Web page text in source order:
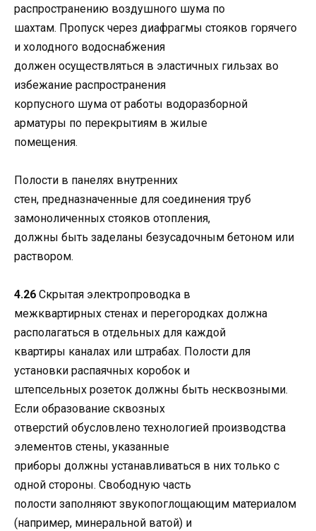
распространению воздушного шума по
шахтам. Пропуск через диафрагмы стояков горячего
и холодного водоснабжения
должен осуществляться в эластичных гильзах во
избежание распространения
корпусного шума от работы водоразборной
арматуры по перекрытиям в жилые
помещения.
Полости в панелях внутренних
стен, предназначенные для соединения труб
замоноличенных стояков отопления,
должны быть заделаны безусадочным бетоном или
раствором.
4.26 Скрытая электропроводка в
межквартирных стенах и перегородках должна
располагаться в отдельных для каждой
квартиры каналах или штрабах. Полости для
установки распаячных коробок и
штепсельных розеток должны быть несквозными.
Если образование сквозных
отверстий обусловлено технологией производства
элементов стены, указанные
приборы должны устанавливаться в них только с
одной стороны. Свободную часть
полости заполняют звукопоглощающим материалом
(например, минеральной ватой) и